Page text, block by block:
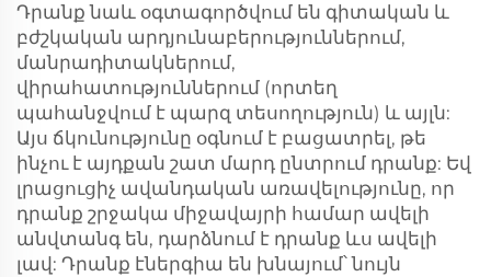
Դրանք նաև օգտագործվում են գիտական և
բժշկական արդյունաբերություններում,
մանրադիտակներում,
վիրահատություններում (որտեղ
պահանջվում է պարզ տեսողություն) և այլն:
Այս ճկունությունը օգնում է բացատրել, թե
ինչու է այդքան շատ մարդ ընտրում դրանք: Եվ
լրացուցիչ ավանդական առավելությունը, որ
դրանք շրջակա միջավայրի համար ավելի
անվտանգ են, դարձնում է դրանք ևս ավելի
լավ: Դրանք էներգիա են խնայում՝ նույն